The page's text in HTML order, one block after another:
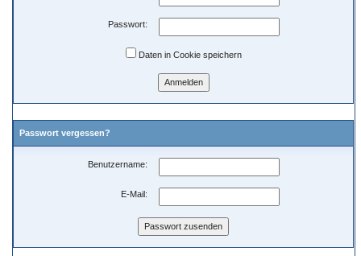
Passwort:
Daten in Cookie speichern
Passwort vergessen?
Benutzername:
E-Mail: